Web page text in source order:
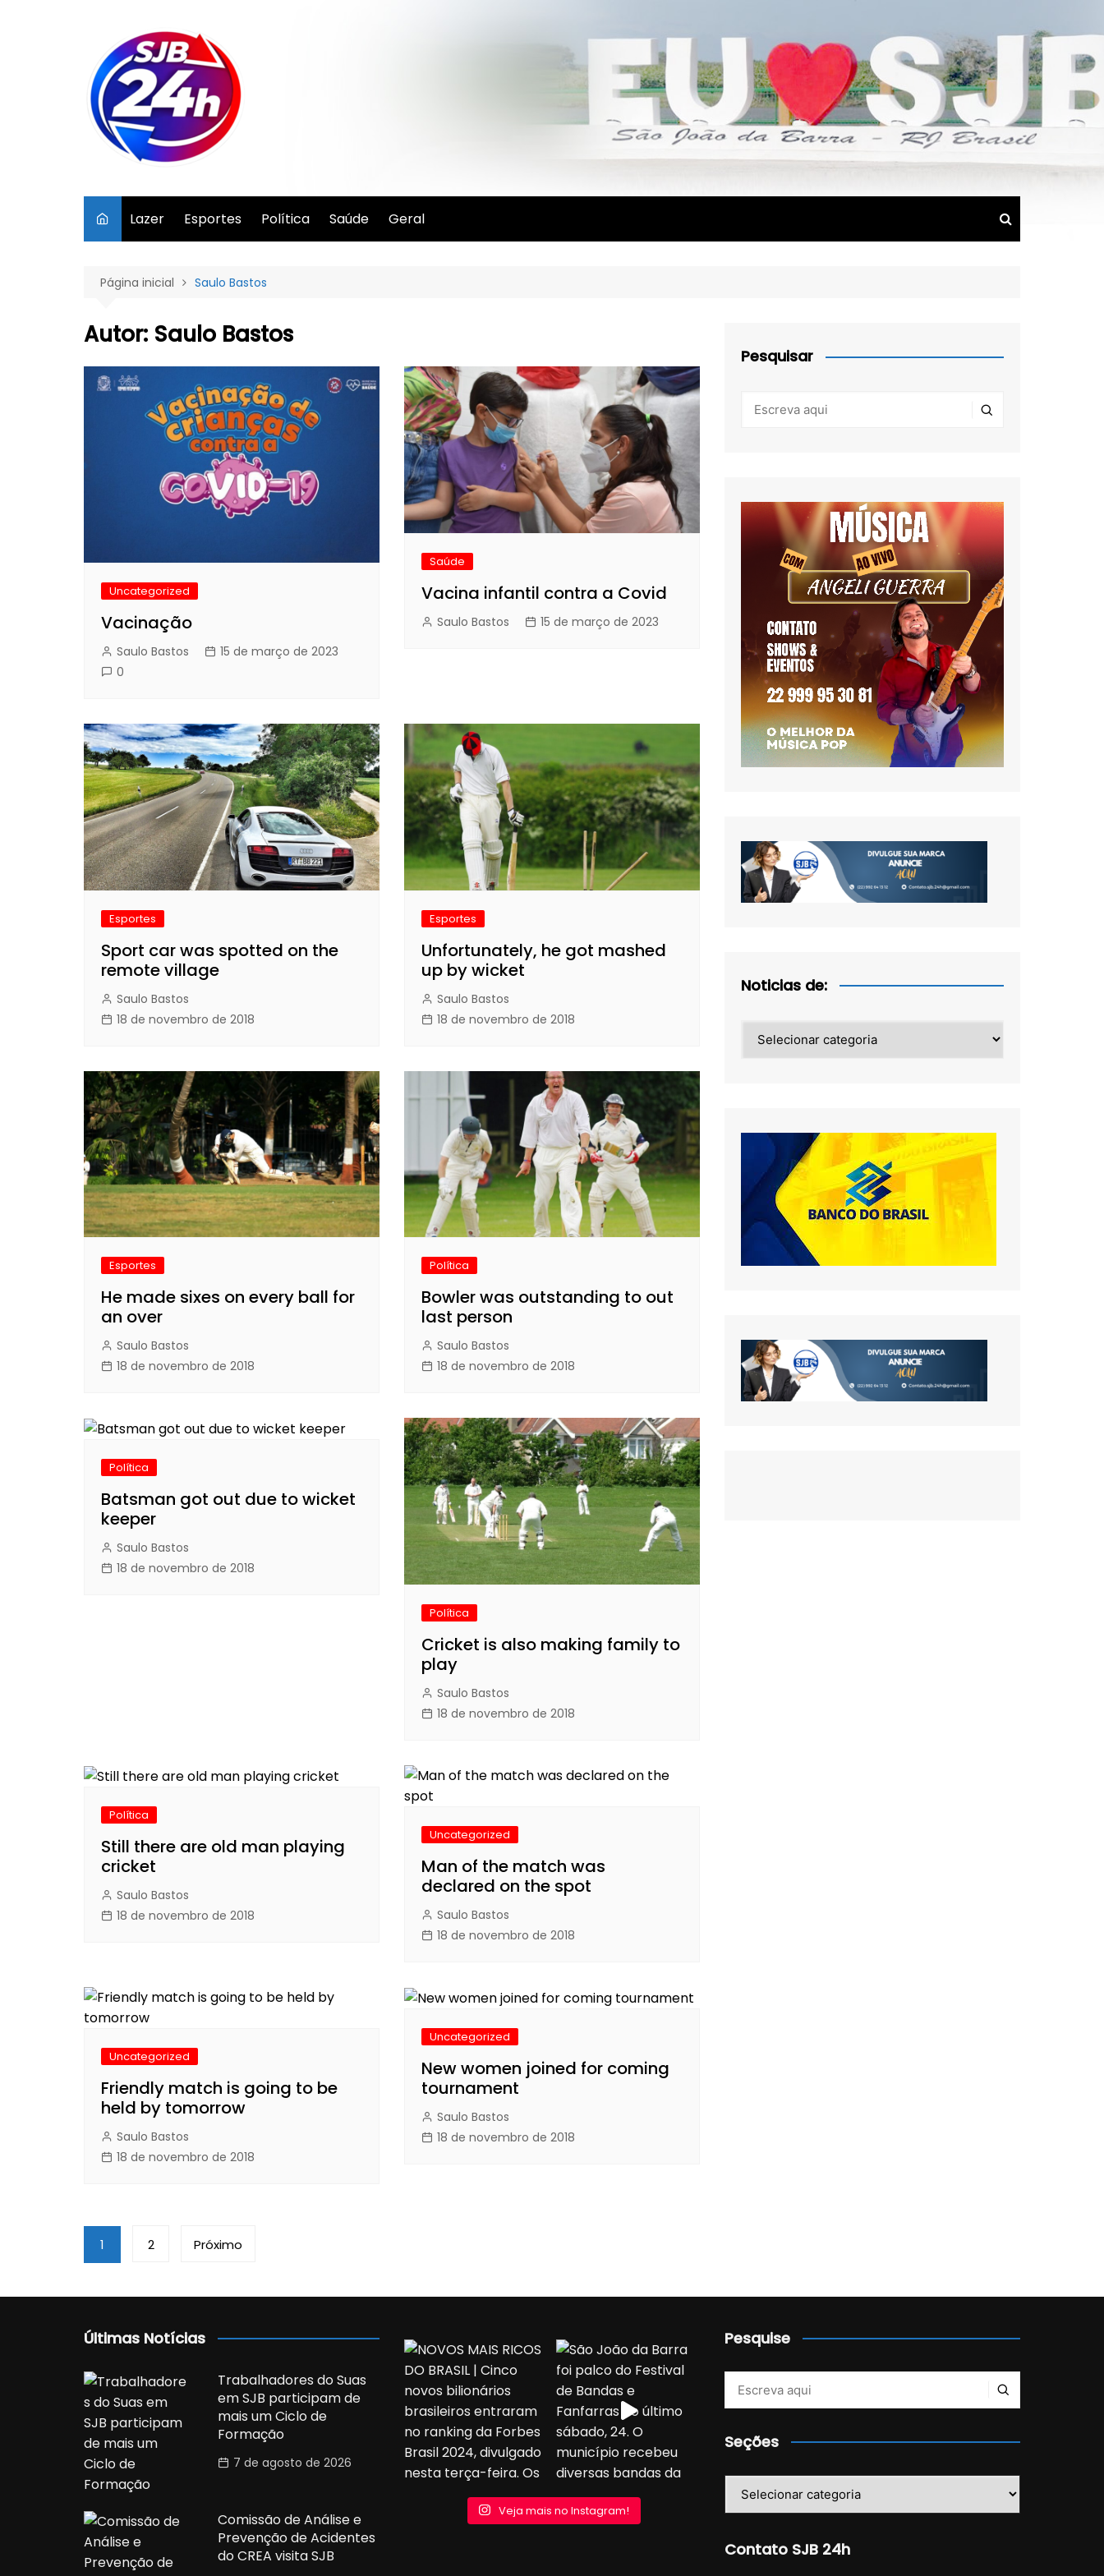
Lazer Esportes Política Saúde Geral
Página inicial Saulo Bastos
Autor: Saulo Bastos
Uncategorized
Vacinação
Saulo Bastos
15 de março de 2023
0
Saúde
Vacina infantil contra a Covid
Saulo Bastos 15 de março de 2023
Esportes
Sport car was spotted on the
remote village
Saulo Bastos
18 de novembro de 2018
Esportes
Unfortunately, he got mashed
up by wicket
Saulo Bastos
18 de novembro de 2018
Esportes
He made sixes on every ball for
an over
Saulo Bastos
18 de novembro de 2018
Política
Bowler was outstanding to out
last person
Saulo Bastos
18 de novembro de 2018
Política
Batsman got out due to wicket
keeper
Saulo Bastos
18 de novembro de 2018
Política
Cricket is also making family to
play
Saulo Bastos
18 de novembro de 2018
Política
Still there are old man playing
cricket
Saulo Bastos
18 de novembro de 2018
Uncategorized
Man of the match was
declared on the spot
Saulo Bastos
18 de novembro de 2018
Uncategorized
Friendly match is going to be
held by tomorrow
Saulo Bastos
18 de novembro de 2018
Uncategorized
New women joined for coming
tournament
Saulo Bastos
18 de novembro de 2018
Navegação
por
posts
1 2 Próximo
Pesquisar
Noticias de:
de:
Últimas Notícias
Trabalhadores do Suas
em SJB participam de
mais um Ciclo de
Formação
7 de agosto de 2026
Comissão de Análise e
Prevenção de Acidentes
do CREA visita SJB
Veja mais no Instagram!
Pesquise
Seções
Contato SJB 24h